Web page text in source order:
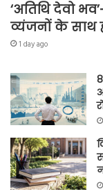
‘अतिथि देवो
व्यंजनों के साथ
1 day ago